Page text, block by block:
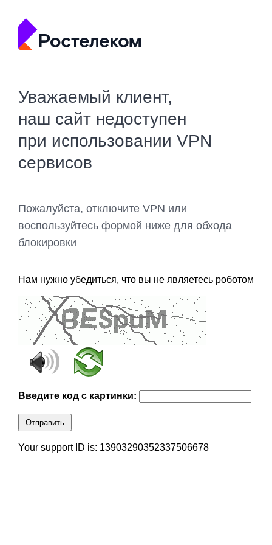
Уважаемый клиент,
наш сайт недоступен
при использовании VPN
сервисов
Пожалуйста, отключите VPN или
воспользуйтесь формой ниже для обхода
блокировки
Нам нужно убедиться, что вы не являетесь роботом
Введите код с картинки:
Отправить
Your support ID is: 13903290352337506678